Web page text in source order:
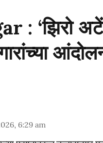
: ‘झिरो
6:29 am